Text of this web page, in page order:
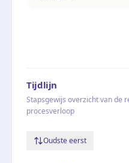
Tijdlijn
Stapsgewijs overzicht van de
procesverloop
Oudste eerst